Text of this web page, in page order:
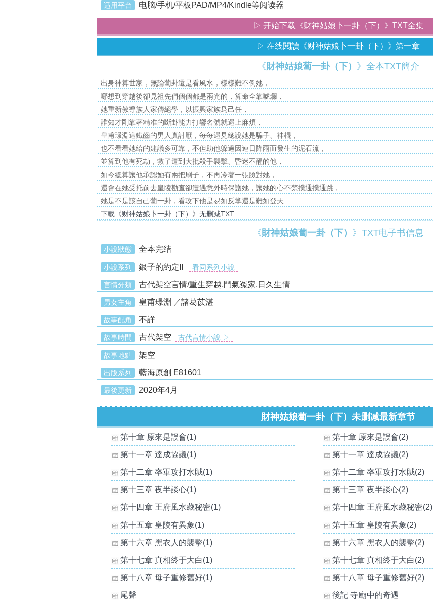
适用平台 电脑/手机/平板PAD/MP4/Kindle等阅读器
▷ 开始下载《财神姑娘卜一卦（下）》TXT全集
▷ 在线閱讀《财神姑娘卜一卦（下）》第一章
《財神姑娘蔔一卦（下） 》全本TXT簡介
出身神算世家，無論蔔卦還是看風水，樣樣難不倒她，
哪想到穿越後卻見祖先們個個都是兩光的，算命全靠唬爛，
她重新教導族人家傳絕學，以振興家族爲己任，
誰知才剛靠著精准的斷卦能力打響名號就遇上麻煩，
皇甫璟淵這鐵齒的男人真討厭，每每遇見總說她是騙子、神棍，
也不看看她給的建議多可靠，不但助他躲過因連日降雨而發生的泥石流，
並算到他有死劫，救了遭到大批殺手襲擊、昏迷不醒的他，
如今總算讓他承認她有兩把刷子，不再冷著一張臉對她，
還會在她受托前去皇陵勘查卻遭遇意外時保護她，讓她的心不禁撲通撲通跳，
她是不是該自己蔔一卦，看攻下他是易如反掌還是難如登天……
下载《财神姑娘卜一卦（下）》无删减TXT...
《財神姑娘蔔一卦（下） 》TXT电子书信息
小說狀態 全本完结
小說系列 銀子的約定II 看同系列小說
言情分類 古代架空言情/重生穿越,鬥氣冤家,日久生情
男女主角 皇甫璟淵 ／諸葛苡湛
故事配角 不詳
故事時間 古代架空 古代言情小說 ▷
故事地點 架空
出版系列 藍海原創 E81601
最後更新 2020年4月
財神姑娘蔔一卦（下）未删减最新章节
第十章 原來是誤會(1) 第十章 原來是誤會(2)
第十一章 達成協議(1) 第十一章 達成協議(2)
第十二章 率軍攻打水賊(1) 第十二章 率軍攻打水賊(2)
第十三章 夜半談心(1) 第十三章 夜半談心(2)
第十四章 王府風水藏秘密(1) 第十四章 王府風水藏秘密(2)
第十五章 皇陵有異象(1) 第十五章 皇陵有異象(2)
第十六章 黑衣人的襲擊(1) 第十六章 黑衣人的襲擊(2)
第十七章 真相終于大白(1) 第十七章 真相終于大白(2)
第十八章 母子重修舊好(1) 第十八章 母子重修舊好(2)
尾聲 後記 寺廟中的奇遇